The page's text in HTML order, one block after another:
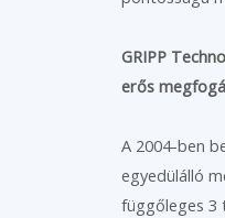
GRIPP
erős
A 2004-ben
egyedülálló
függőleges 3